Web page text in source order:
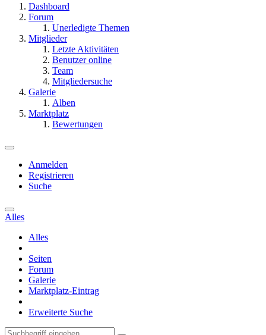
Dashboard
Forum
Unerledigte Themen
Mitglieder
Letzte Aktivitäten
Benutzer online
Team
Mitgliedersuche
Galerie
Alben
Marktplatz
Bewertungen
Anmelden
Registrieren
Suche
Alles
Alles
Seiten
Forum
Galerie
Marktplatz-Eintrag
Erweiterte Suche